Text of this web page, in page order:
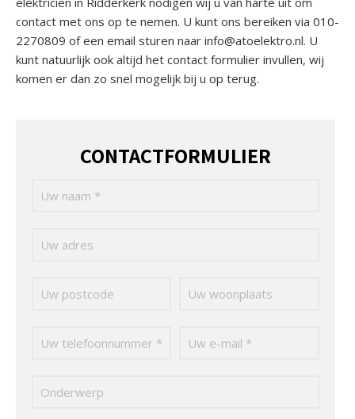
contact met ons op te nemen. U kunt ons bereiken via 010-
2270809 of een email sturen naar info@atoelektro.nl. U
kunt natuurlijk ook altijd het contact formulier invullen, wij
komen er dan zo snel mogelijk bij u op terug.
CONTACTFORMULIER